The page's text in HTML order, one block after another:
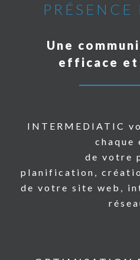
Une
efficace et
INTERMEDIATIC
chaque
de votre
planification,
de votre site web,